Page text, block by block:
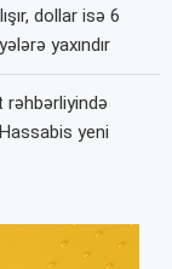
dollar isə 6
yaxındır
yeni